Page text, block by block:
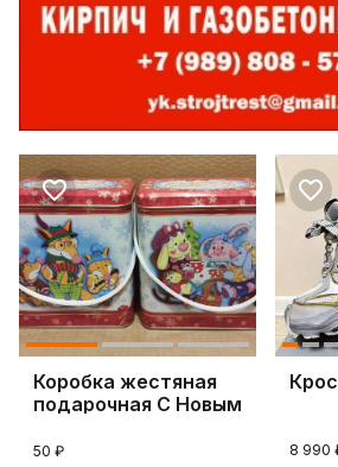
Коробка жестяная
подарочная С Новым
50 ₽ 8 990